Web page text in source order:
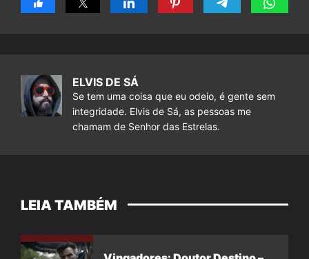
ELVIS DE SÁ
Se tem uma coisa que eu odeio, é gente sem
integridade. Elvis de Sá, as pessoas me
chamam de Senhor das Estrelas.
LEIA TAMBÉM